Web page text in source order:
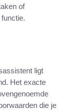
of
ligt
Het exacte
die je